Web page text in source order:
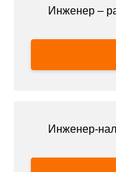
Инженер –
Инженер-